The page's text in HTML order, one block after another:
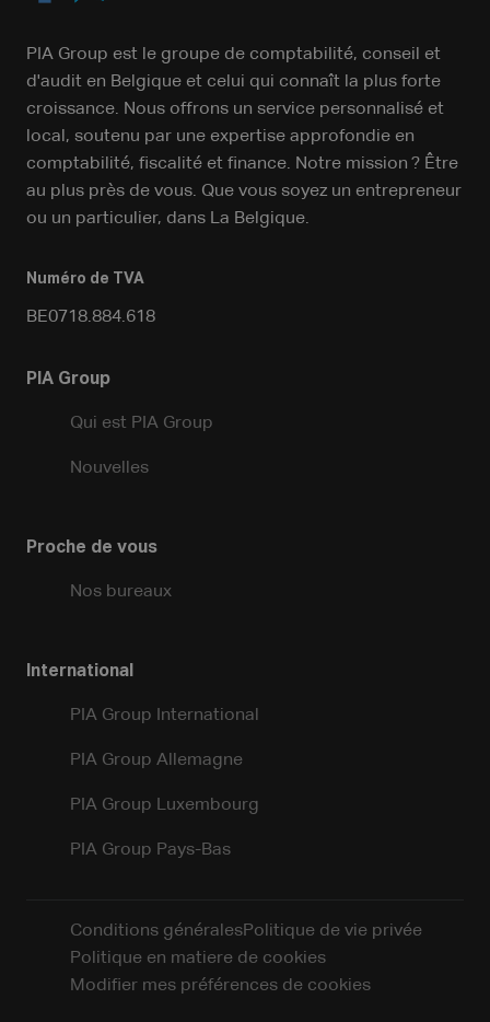
PIA Group est le groupe de comptabilité, conseil et
d'audit en Belgique et celui qui connaît la plus forte
croissance. Nous offrons un service personnalisé et
local, soutenu par une expertise approfondie en
comptabilité, fiscalité et finance. Notre mission ? Être
au plus près de vous. Que vous soyez un entrepreneur
ou un particulier, dans La Belgique.
Numéro de TVA
BE0718.884.618
PIA Group
Qui est PIA Group
Nouvelles
Proche de vous
Nos bureaux
International
PIA Group International
PIA Group Allemagne
PIA Group Luxembourg
PIA Group Pays-Bas
Conditions généralesPolitique de vie privée
Politique en matiere de cookies
Modifier mes préférences de cookies